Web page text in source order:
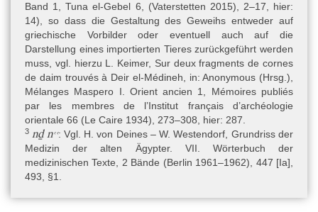
Autoren
Dr. Anke Ilona Blöbaum
Band 1, Tuna el-Gebel 6, (Vaterstetten 2015), 2–17, hier:
14), so dass die Gestaltung des Geweihs entweder auf
griechische Vorbilder oder eventuell auch auf die
Darstellung eines importierten Tieres zurückgeführt werden
muss, vgl. hierzu L. Keimer, Sur deux fragments de cornes
de daim trouvés à Deir el-Médineh, in: Anonymous (Hrsg.),
Mélanges Maspero I. Orient ancien 1, Mémoires publiés
par les membres de l’Institut français d’archéologie
orientale 66 (Le Caire 1934), 273–308 , hier: 287.
3 nḏ nꜥꜥ: Vgl. H. von Deines – W. Westendorf, Grundriss der
Medizin der alten Ägypter. VII. Wörterbuch der
medizinischen Texte, 2 Bände (Berlin 1961–1962), 447 [Ia],
493, §1.